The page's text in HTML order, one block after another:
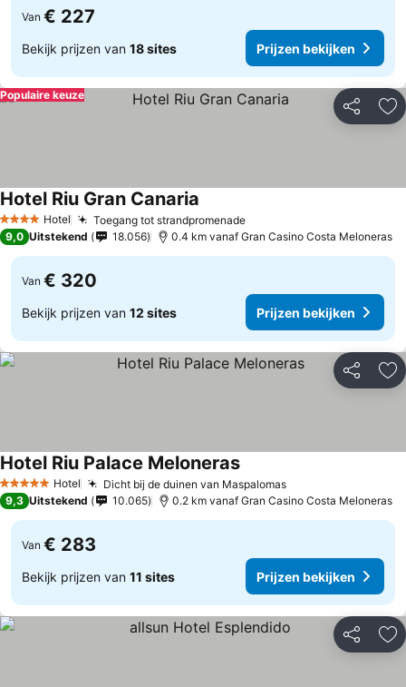
Van € 227
Bekijk prijzen van 18 sites Prijzen bekijken
Delen
Populaire keuze
4 SterrenHotel Toegang tot strandpromenadePrijzen bekijken
Hotel Riu Gran Canaria
9,0 Uitstekend 18.056 0.4 km vanaf Gran Casino Costa Meloneras
Van € 320
Bekijk prijzen van 12 sites Prijzen bekijken
Delen
5 Sterren Hotel Dicht bij de duinen van MaspalomasPrijzen bekijken
Hotel Riu Palace MelonerasPrijzen bekijken
9,3 Uitstekend 10.065 0.2 km vanaf Gran Casino Costa Meloneras
Van € 283
Bekijk prijzen van 11 sites Prijzen bekijken
Delen